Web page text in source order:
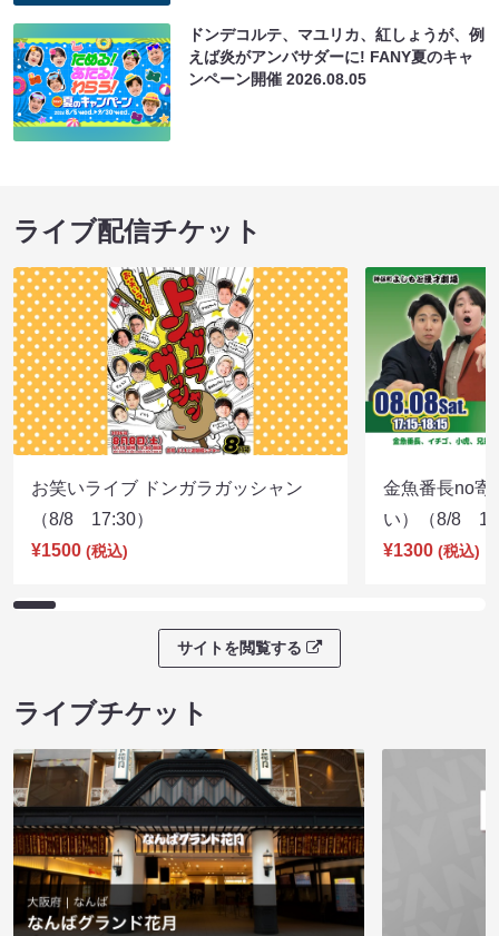
ドンデコルテ、マユリカ、紅しょうが、例
えば炎がアンバサダーに! FANY夏のキャ
ンペーン開催2026.08.05
ライブ配信チケット
お笑いライブ ドンガラガッシャン
（8/8 17:30）
¥1500 (税込)
金魚番長no寄
い）（8/8
¥1300 (税込)
サイトを閲覧する
ライブチケット